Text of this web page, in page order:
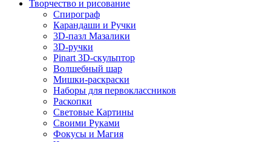
Творчество и рисование
Спирограф
Карандаши и Ручки
3D-пазл Мазалики
3D-ручки
Pinart 3D-скульптор
Волшебный шар
Мишки-раскраски
Наборы для первоклассников
Раскопки
Световые Картины
Своими Руками
Фокусы и Магия